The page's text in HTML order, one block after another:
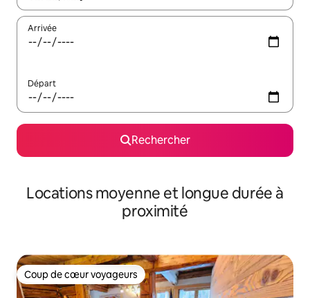
Arrivée
Départ
Rechercher
Locations moyenne et longue durée à
proximité
Coup de cœur voyageurs
Coup de cœur voyageurs